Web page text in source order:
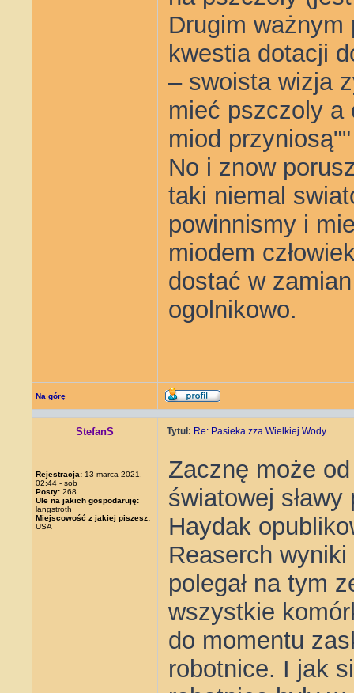
Drugim
kwestia dotacji
– swoista wizja
mieć pszczoly a
miod
No i znow
taki niemal
powinnismy i
miodem
dostać w
ogolnikowo.
Na górę
StefanS Tytuł: Re: Pasieka zza Wielkiej Wody.
Rejestracja: 13 marca 2021,
02:44 - sob
Posty: 268
Ule na jakich gospodaruję:
langstroth
Miejscowość z jakiej piszesz:
USA
Zacznę może
światowej
Haydak
Reaserch
polegał na tym
wszystkie
do momentu
robotnice. I jak